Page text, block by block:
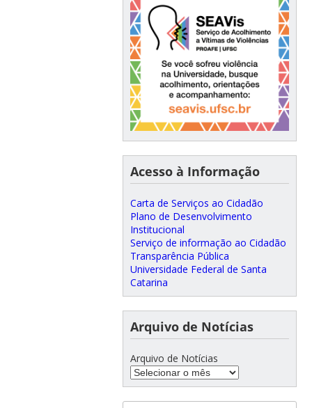
Acesso à Informação
Carta de Serviços ao Cidadão
Plano de Desenvolvimento
Institucional
Serviço de informação ao Cidadão
Transparência Pública
Universidade Federal de Santa
Catarina
Arquivo de Notícias
Arquivo de Notícias